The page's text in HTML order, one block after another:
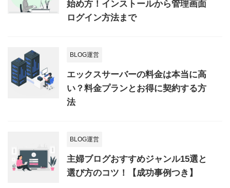
始め方！インストールから管理画面
ログイン方法まで
BLOG運営
エックスサーバーの料金は本当に高
い？料金プランとお得に契約する方
法
BLOG運営
主婦ブログおすすめジャンル15選と
選び方のコツ！【成功事例つき】